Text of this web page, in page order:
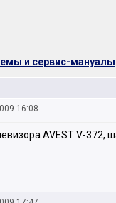
и сервис-мануалы
16:08
AVEST V-372,